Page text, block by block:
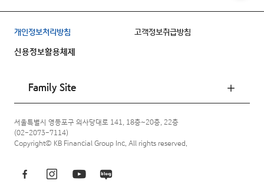
개인정보처리방침
고객정보취급방침
신용정보활용체제
Family Site
서울특별시 영등포구 의사당대로 141, 18층~20층, 22층
(02-2073-7114)
Copyright© KB Financial Group Inc. All rights reserved.